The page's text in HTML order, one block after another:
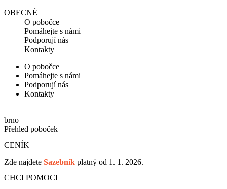
OBECNÉ
O pobočce
Pomáhejte s námi
Podporují nás
Kontakty
O pobočce
Pomáhejte s námi
Podporují nás
Kontakty
brno
Přehled poboček
CENÍK
Zde najdete Sazebník platný od 1. 1. 2026.
CHCI POMOCI